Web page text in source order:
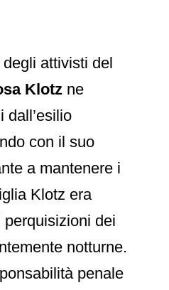
attivisti del
Klotz ne
dall’esilio
con il suo
a mantenere i
Klotz era
dei
notturne.
penale